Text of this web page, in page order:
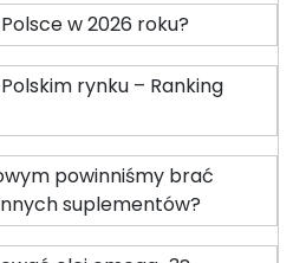
w 2026 roku?
rynku – Ranking
powinniśmy brać
suplementów?